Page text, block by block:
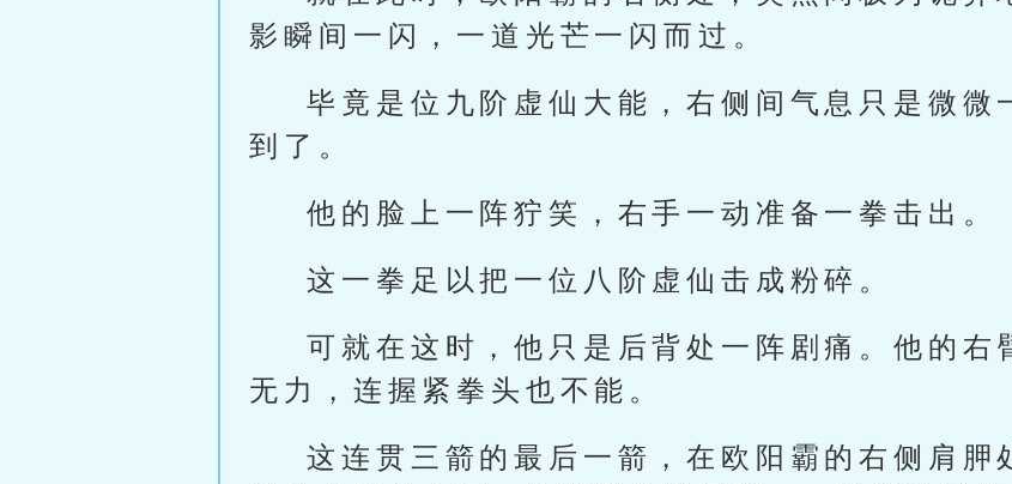
影瞬间一闪，一道光芒一闪而过。
毕竟是位九阶虚仙大能，右侧间气息只是微微
到了。
他的脸上一阵狞笑，右手一动准备一拳击出。
这一拳足以把一位八阶虚仙击成粉碎。
可就在这时，他只是后背处一阵剧痛。他的右
无力，连握紧拳头也不能。
这连贯三箭的最后一箭，在欧阳霸的右侧肩胛